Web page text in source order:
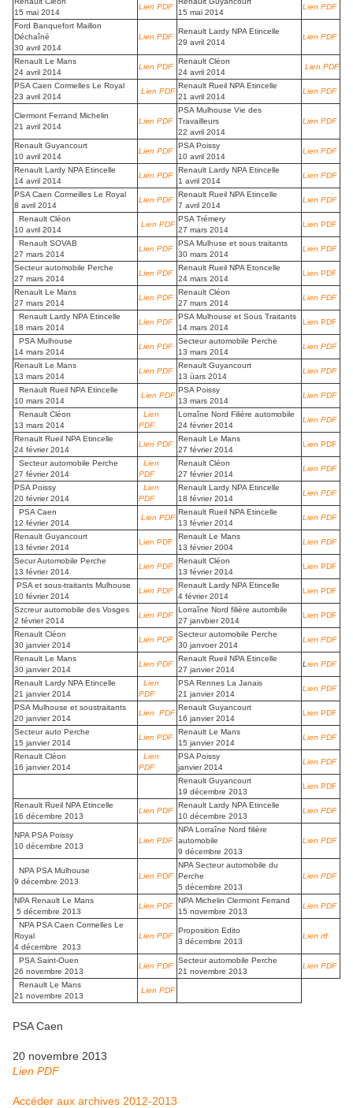
15 mai 2014
Lien PDF
15 mai 2014
Lien PDF
Ford Banquefort Maillon
Déchaîné
30 avril 2014
Lien PDF
Renault Lardy NPA Etincelle
29 avril 2014
Lien PDF
Renault Le Mans
24 avril 2014
Lien PDF
Renault Cléon
24 avril 2014
Lien PDF
PSA Caen Cormelles Le Royal
23 avril 2014
Lien PDF
Renault Rueil NPA Etincelle
21 avril 2014
Lien PDF
Clermont Ferrand Michelin
21 avril 2014
Lien PDF
PSA Mulhouse Vie des
Travailleurs
22 avril 2014
Lien PDF
Renault Guyancourt
10 avril 2014
Lien PDF
PSA Poissy
10 avril 2014
Lien PDF
Renault Lardy NPA Etincelle
14 avril 2014
Lien PDF
Renault Lardy NPA Etincelle
1 avril 2014
Lien PDF
PSA Caen Cormeilles Le Royal
8 avril 2014
Lien PDF
Renault Rueil NPA Etincelle
7 avril 2014
Lien PDF
Renault Cléon
10 avril 2014
Lien PDF
PSA Trémery
27 mars 2014
Lien PDF
Renault SOVAB
27 mars 2014
Lien PDF
PSA Mulhuse et sous traitants
30 mars 2014
Lien PDF
Secteur automobile Perche
27 mars 2014
Lien PDF
Renault Rueil NPA Etoncelle
24 mars 2014
Lien PDF
Renault Le Mans
27 mars 2014
Lien PDF
Renault Cléon
27 mars 2014
Lien PDF
Renault Lardy NPA Etincelle
18 mars 2014
Lien PDF
PSA Mulhouse et Sous Traitants
14 mars 2014
Lien PDF
PSA Mulhouse
14 mars 2014
Lien PDF
Secteur automobile Perche
13 mars 2014
Lien PDF
Renault Le Mans
13 mars 2014
Lien PDF
Renault Guyancourt
13 ùars 2014
Lien PDF
Renault Rueil NPA Etincelle
10 mars 2014
Lien PDF
PSA Poissy
13 mars 2014
Lien PDF
Renault Cléon
13 mars 2014
Lien
PDF
Lorraîne Nord Filière automobile
24 février 2014
Lien PDF
Renault Rueil NPA Etincelle
24 février 2014
Lien PDF
Renault Le Mans
27 février 2014
Lien PDF
Secteur automobile Perche
27 février 2014
Lien
PDF
Renault Cléon
27 février 2014
Lien PDF
PSA Poissy
20 février 2014
Lien
PDF
Renault Lardy NPA Etincelle
18 février 2014
Lien PDF
PSA Caen
12 février 2014
Lien PDF
Renault Rueil NPA Etincelle
13 février 2014
Lien PDF
Renault Guyancourt
13 février 2014
Lien PDF
Renault Le Mans
13 février 2004
Lien PDF
Secur Automobile Perche
13 février 2014
Lien PDF
Renault Cléon
13 février 2014
Lien PDF
PSA et sous-traitants Mulhouse
10 février 2014
Lien PDF
Renault Lardy NPA Etincelle
4 février 2014
Lien PDF
Szcreur automobile des Vosges
2 février 2014
Lien PDF
Lorraîne Nord filière autombile
27 janvbier 2014
Lien PDF
Renault Cléon
30 janvier 2014
Lien PDF
Secteur automobile Perche
30 janvoer 2014
Lien PDF
Renault Le Mans
30 janvier 2014
Lien PDF
Renault Rueil NPA Etincelle
27 janvier 2014
L ien PDF
Renault Lardy NPA Etincelle
21 janvier 2014
Lien
PDF
PSA Rennes La Janais
21 janvier 2014
Lien PDF
PSA Mulhouse et soustraitants
20 janvier 2014
Lien PDF
Renault Guyancourt
16 janvier 2014
Lien PDF
Secteur auto Perche
15 janvier 2014
Lien PDF
Renault Le Mans
15 janvier 2014
Lien PDF
Renault Cléon
16 janvier 2014
Lien
PDF
PSA Poissy
janvier 2014
Lien PDF
Renault Guyancourt
19 décembre 2013
Lien PDF
Renault Rueil NPA Etincelle
16 décembre 2013
Lien PDF
Renault Lardy NPA Etincelle
10 décembre 2013
Lien PDF
NPA PSA Poissy
10 décembre 2013
Lien PDF
NPA Lorraîne Nord filière
automobile
9 décembre 2013
Lien PDF
NPA PSA Mulhouse
9 décembre 2013
Lien PDF
NPA Secteur automobile du
Perche
5 décembre 2013
Lien PDF
NPA Renault Le Mans
5 décembre 2013
Lien PDF
NPA Michelin Clermont Ferrand
15 novembre 2013
Lien PDF
NPA PSA Caen Cormelles Le
Royal
4 décembre 2013
Lien PDF
Proposition Edito
3 décembre 2013
Lien rtf
PSA Saint-Ouen
26 novembre 2013
Lien PDF
Secteur automobile Perche
21 novembre 2013
Lien PDF
Renault Le Mans
21 novembre 2013
Lien PDF
PSA Caen
20 novembre 2013
Lien PDF
Accéder aux archives 2012-2013